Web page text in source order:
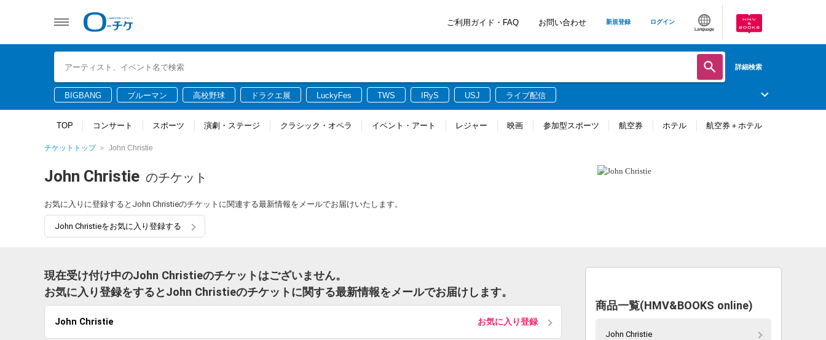
ご利用ガイド・FAQ お問い合わせ 新規登録 ログイン
Language
詳細検索
BIGBANG ブルーマン 高校野球 ドラクエ展 LuckyFes TWS IRyS USJ ライブ配信
TOP コンサート スポーツ 演劇・ステージ クラシック・オペラ イベント・アート レジャー 映画 参加型スポーツ 航空券 ホテル 航空券＋ホテル
チケットトップ John Christie
John Christie のチケット
お気に入りに登録するとJohn Christieのチケットに関連する最新情報をメールでお届けいたします。
John Christieをお気に入り登録する
現在受け付け中のJohn Christieのチケットはございません。
お気に入り登録をするとJohn Christieのチケットに関する最新情報をメールでお届けします。
John Christie お気に入り登録
商品一覧(HMV&BOOKS online)
John Christie